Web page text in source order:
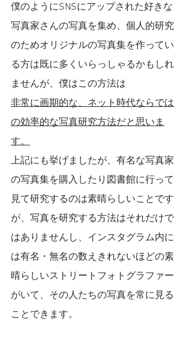
僕のようにSNSにアップされた好きな
写真家さんの写真を集め、個人的研究
のためオリジナルの写真集を作ってい
る方は既に多くいらっしゃるかもしれ
ませんが、僕はこの方法は
非常に画期的な、ネット時代ならでは
の効率的な写真研究方法だと思いま
す。
上記にも挙げましたが、有名な写真家
の写真集を購入したり図書館に行って
見て研究するのは素晴らしいことです
が、写真を研究する方法はそれだけで
はありませんし、インスタグラム内に
は有名・無名の数えきれないほどの素
晴らしいストリートフォトグラファー
がいて、その人たちの写真を常に見る
ことできます。